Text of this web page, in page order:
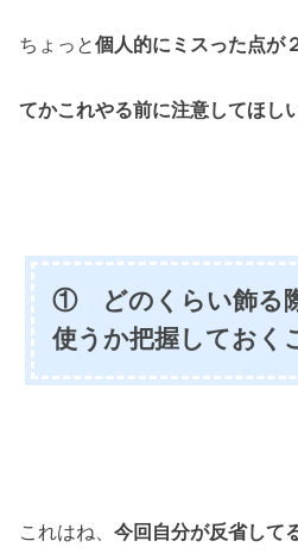
ちょっと個人的にミスった点が
てかこれやる前に注意してほし
① どのくらい飾る
使うか把握しておく
これはね、今回自分が反省して